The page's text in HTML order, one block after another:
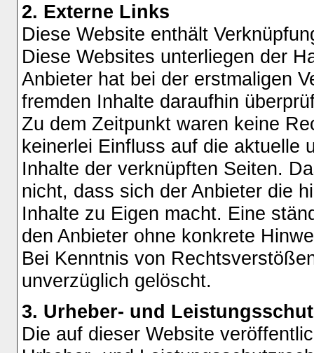
2. Externe Links
Diese Website enthält
Diese Websites unterliegen der
Anbieter hat bei der erstmaligen
fremden Inhalte daraufhin
Zu dem Zeitpunkt waren keine
keinerlei Einfluss auf die aktuelle
Inhalte der verknüpften Seiten.
nicht, dass sich der Anbieter die
Inhalte zu Eigen macht. Eine
den Anbieter ohne konkrete
Bei Kenntnis von
unverzüglich gelöscht.
3. Urheber- und
Die auf dieser Website